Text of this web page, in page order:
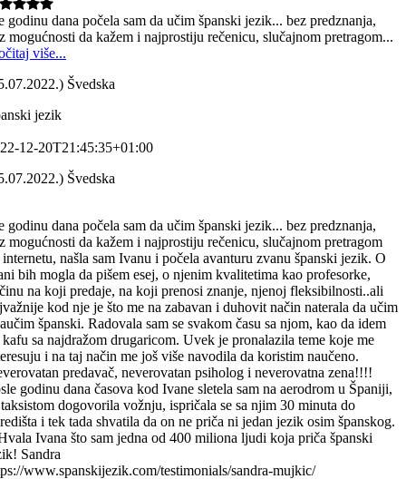
godinu dana počela sam da učim španski jezik... bez predznanja,
mogućnosti da kažem i najprostiju rečenicu, slučajnom pretragom...
više...
Švedska
jezik
12-20T21:45:35+01:00
Švedska
godinu dana počela sam da učim španski jezik... bez predznanja,
mogućnosti da kažem i najprostiju rečenicu, slučajnom pretragom
internetu, našla sam Ivanu i počela avanturu zvanu španski jezik. O
bih mogla da pišem esej, o njenim kvalitetima kao profesorke,
na koji predaje, na koji prenosi znanje, njenoj fleksibilnosti..ali
kod nje je što me na zabavan i duhovit način naterala da učim
španski. Radovala sam se svakom času sa njom, kao da idem
kafu sa najdražom drugaricom. Uvek je pronalazila teme koje me
i na taj način me još više navodila da koristim naučeno.
predavač, neverovatan psiholog i neverovatna zena!!!!
godinu dana časova kod Ivane sletela sam na aerodrom u Španiji,
taksistom dogovorila vožnju, ispričala se sa njim 30 minuta do
i tek tada shvatila da on ne priča ni jedan jezik osim španskog.
Ivana što sam jedna od 400 miliona ljudi koja priča španski
Sandra
www.spanskijezik.com/testimonials/sandra-mujkic/